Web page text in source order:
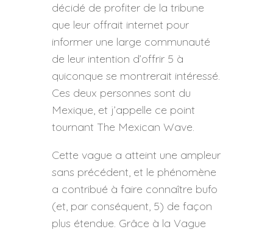
décidé de profiter de la tribune
que leur offrait internet pour
informer une large communauté
de leur intention d’offrir 5 à
quiconque se montrerait intéressé.
Ces deux personnes sont du
Mexique, et j’appelle ce point
tournant The Mexican Wave.
Cette vague a atteint une ampleur
sans précédent, et le phénomène
a contribué à faire connaître bufo
(et, par conséquent, 5) de façon
plus étendue. Grâce à la Vague